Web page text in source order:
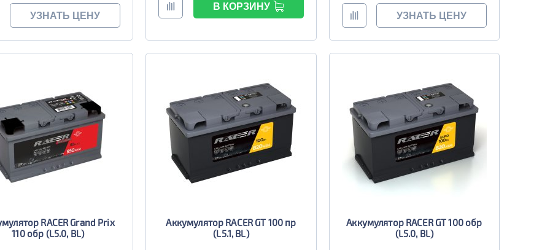
УЗНАТЬ ЦЕНУ
В КОРЗИНУ
УЗНАТЬ ЦЕНУ
RACER Grand Prix
110 обр (L5.0, BL)
Аккумулятор RACER GT 100 пр
(L5.1, BL)
Аккумулятор RACER GT 100 обр
(L5.0, BL)